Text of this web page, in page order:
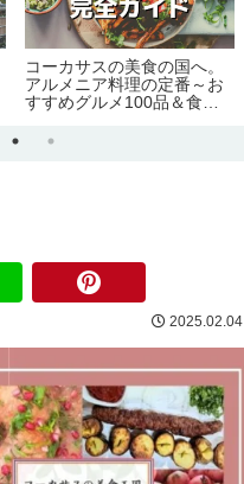
コーカサスの美食の国へ。
アルメニア料理の定番～お
すすめグルメ100品＆食文
2025.02.04